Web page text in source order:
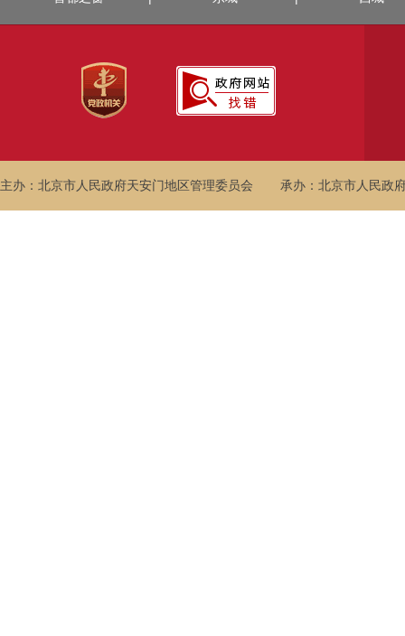
主办：北京市人民政府天安门地区管理委员会 承办：北京市人民政